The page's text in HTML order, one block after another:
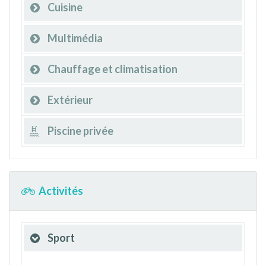
Cuisine
Multimédia
Chauffage et climatisation
Extérieur
Piscine privée
Activités
Sport